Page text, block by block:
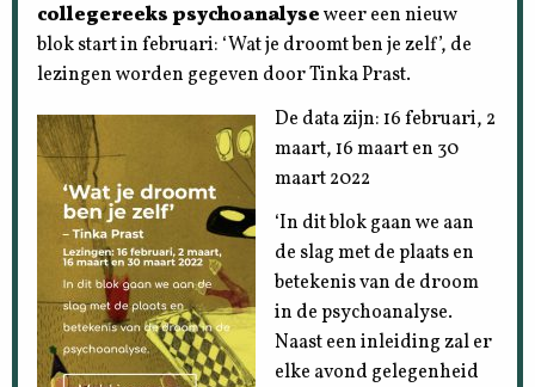
collegereeks psychoanalyseweer een nieuw
blok start in februari: ‘Wat je droomt ben je zelf’, de
lezingen worden gegeven door Tinka Prast.
De data zijn: 16 februari, 2
maart, 16 maart en 30
maart 2022
‘In dit blok gaan we aan
de slag met de plaats en
betekenis van de droom
in de psychoanalyse.
Naast een inleiding zal er
elke avond gelegenheid